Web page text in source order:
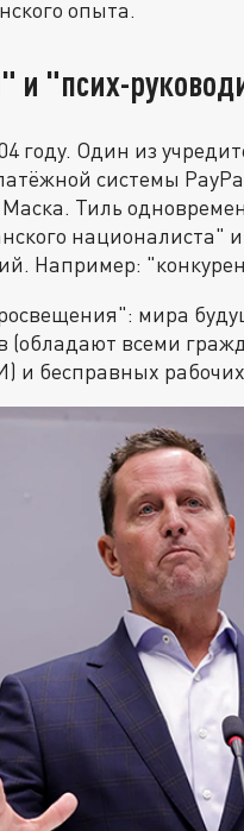
опыта.
и "псих-
Один из
системы
Тиль
националиста" и
Например:
мира
всеми
и бесправных